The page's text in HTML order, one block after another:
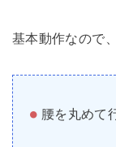
基本動作なので
腰を丸めて